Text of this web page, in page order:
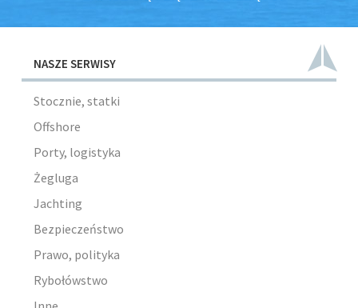
NASZE SERWISY
Stocznie, statki
Offshore
Porty, logistyka
Żegluga
Jachting
Bezpieczeństwo
Prawo, polityka
Rybołówstwo